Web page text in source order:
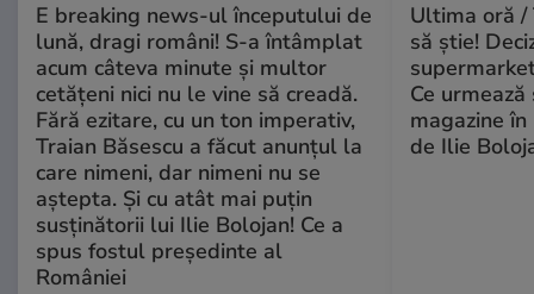
E breaking news-ul începutului de
lună, dragi români! S-a întâmplat
acum câteva minute și multor
cetățeni nici nu le vine să creadă.
Fără ezitare, cu un ton imperativ,
Traian Băsescu a făcut anunțul la
care nimeni, dar nimeni nu se
aștepta. Și cu atât mai puțin
susținătorii lui Ilie Bolojan! Ce a
spus fostul președinte al
României
Ultima oră /
să știe!
Ce
magazine
de Ilie